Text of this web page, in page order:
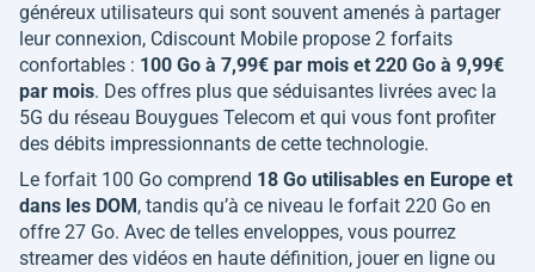
généreux utilisateurs qui sont souvent amenés à partager
leur connexion, Cdiscount Mobile propose 2 forfaits
confortables : 100 Go à 7,99€ par mois et 220 Go à 9,99€
par mois. Des offres plus que séduisantes livrées avec la
5G du réseau Bouygues Telecom et qui vous font profiter
des débits impressionnants de cette technologie.
Le forfait 100 Go comprend 18 Go utilisables en Europe et
dans les DOM , tandis qu’à ce niveau le forfait 220 Go en
offre 27 Go. Avec de telles enveloppes, vous pourrez
streamer des vidéos en haute définition, jouer en ligne ou